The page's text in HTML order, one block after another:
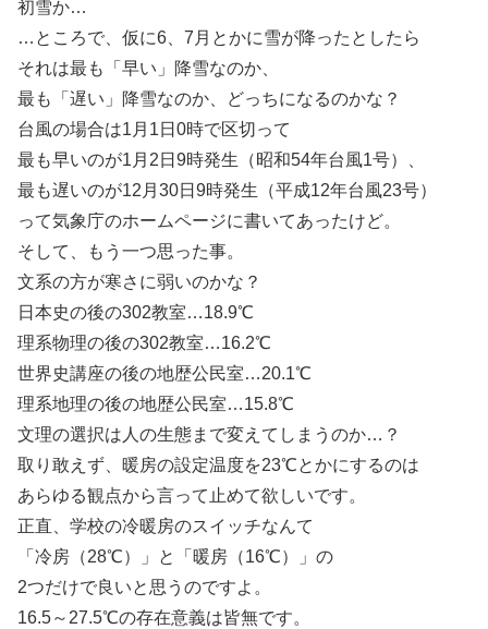
初雪か…
…ところで、仮に6、7月とかに雪が降ったとしたら
それは最も「早い」降雪なのか、
最も「遅い」降雪なのか、どっちになるのかな？
台風の場合は1月1日0時で区切って
最も早いのが1月2日9時発生（昭和54年台風1号）、
最も遅いのが12月30日9時発生（平成12年台風23号）
って気象庁のホームページに書いてあったけど。
そして、もう一つ思った事。
文系の方が寒さに弱いのかな？
日本史の後の302教室…18.9℃
理系物理の後の302教室…16.2℃
世界史講座の後の地歴公民室…20.1℃
理系地理の後の地歴公民室…15.8℃
文理の選択は人の生態まで変えてしまうのか…？
取り敢えず、暖房の設定温度を23℃とかにするのは
あらゆる観点から言って止めて欲しいです。
正直、学校の冷暖房のスイッチなんて
「冷房（28℃）」と「暖房（16℃）」の
2つだけで良いと思うのですよ。
16.5～27.5℃の存在意義は皆無です。